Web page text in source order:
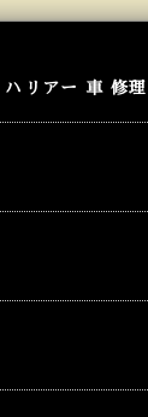
リアー 車 修理